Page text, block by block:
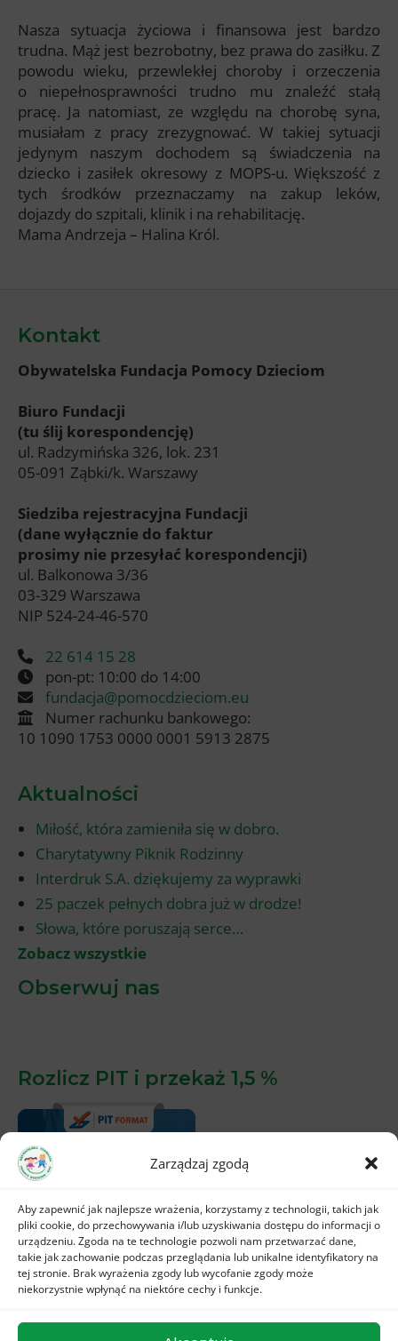
Zarządzaj zgodą
Aby zapewnić jak najlepsze wrażenia, korzystamy z technologii, takich jak
pliki cookie, do przechowywania i/lub uzyskiwania dostępu do informacji o
urządzeniu. Zgoda na te technologie pozwoli nam przetwarzać dane,
takie jak zachowanie podczas przeglądania lub unikalne identyfikatory na
tej stronie. Brak wyrażenia zgody lub wycofanie zgody może
niekorzystnie wpłynąć na niektóre cechy i funkcje.
Nasza sytuacja życiowa i finansowa jest bardzo
trudna. Mąż jest bezrobotny, bez prawa do zasiłku. Z
powodu wieku, przewlekłej choroby i orzeczenia
o niepełnosprawności trudno mu znaleźć stałą
pracę. Ja natomiast, ze względu na chorobę syna,
musiałam z pracy zrezygnować. W takiej sytuacji
jedynym naszym dochodem są świadczenia na
dziecko i zasiłek okresowy z MOPS-u. Większość z
tych środków przeznaczamy na zakup leków,
dojazdy do szpitali, klinik i na rehabilitację.
Mama Andrzeja – Halina Król.
Kontakt
Obywatelska Fundacja Pomocy Dzieciom
Biuro Fundacji
(tu ślij korespondencję)
ul. Radzymińska 326, lok. 231
05-091 Ząbki/k. Warszawy
Siedziba rejestracyjna Fundacji
(dane wyłącznie do faktur
prosimy nie przesyłać korespondencji)
ul. Balkonowa 3/36
03-329 Warszawa
NIP 524-24-46-570
22 614 15 28
pon-pt: 10:00 do 14:00
fundacja@pomocdzieciom.eu
Numer rachunku bankowego:
10 1090 1753 0000 0001 5913 2875
Aktualności
Miłość, która zamieniła się w dobro.
Charytatywny Piknik Rodzinny
Interdruk S.A. dziękujemy za wyprawki
25 paczek pełnych dobra już w drodze!
Słowa, które poruszają serce…
Zobacz wszystkie
Obserwuj nas
Rozlicz PIT i przekaż 1,5 %